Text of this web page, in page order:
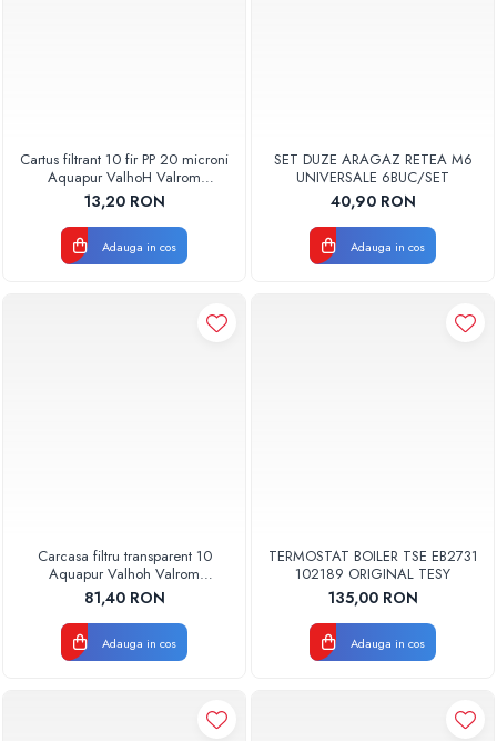
Cartus filtrant 10 fir PP 20 microni
Aquapur ValhoH Valrom
AQUA07000210020
13,20 RON
Adauga in cos
SET DUZE ARAGAZ RETEA M6
UNIVERSALE 6BUC/SET
40,90 RON
Adauga in cos
Carcasa filtru transparent 10
Aquapur Valhoh Valrom
AQUA00110001032
81,40 RON
Adauga in cos
TERMOSTAT BOILER TSE EB2731
102189 ORIGINAL TESY
135,00 RON
Adauga in cos